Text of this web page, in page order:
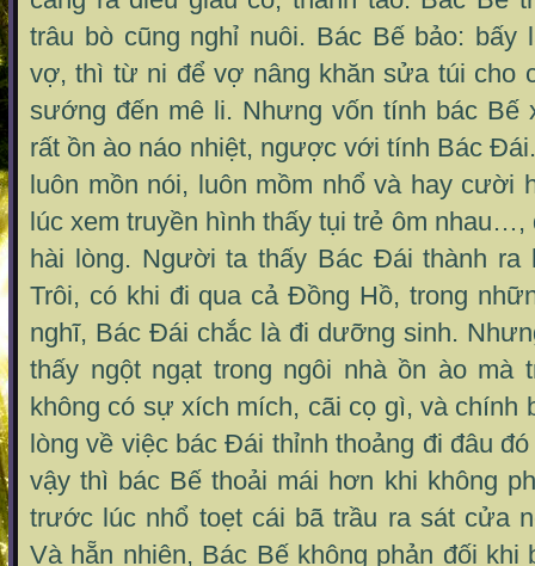
trâu bò cũng nghỉ nuôi. Bác Bế bảo: bấy
vợ, thì từ ni để vợ nâng khăn sửa túi cho
sướng đến mê li. Nhưng vốn tính bác Bế
rất ồn ào náo nhiệt, ngược với tính Bác
luôn mồn nói, luôn mồm nhổ và hay cười
lúc xem truyền hình thấy tụi trẻ ôm
hài lòng. Người ta thấy Bác Đái thành ra
Trôi, có khi đi qua cả Đồng Hồ, trong
nghĩ, Bác Đái chắc là đi dưỡng sinh.
thấy ngột ngạt trong ngôi nhà ồn ào mà
không có sự xích mích, cãi cọ gì, và chính
lòng về việc bác Đái thỉnh thoảng đi đâu
vậy thì bác Bế thoải mái hơn khi không
trước lúc nhổ toẹt cái bã trầu ra sát cửa
Và hẵn nhiên, Bác Bế không phản đối khi